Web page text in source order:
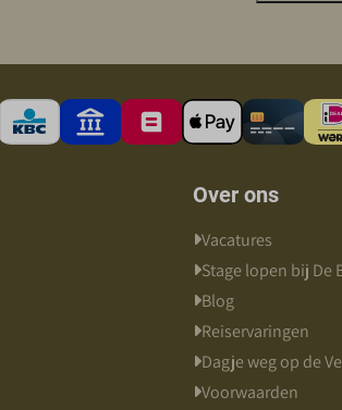
Over ons
Vacatures
Stage lopen bij De
Blog
Reiservaringen
Dagje weg op de
Voorwaarden